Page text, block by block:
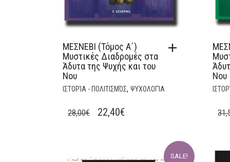
ΜΕΣΝΕΒΙ (Τόμος Α´)
Μυστικές Διαδρομές στα
Άδυτα της Ψυχής και του
Νου
ΙΣΤΟΡΊΑ - ΠΟΛΙΤΙΣΜΌΣ, ΨΥΧΟΛΟΓΊΑ
28,00€
ORIGINAL
28,00€.
22,40€CURRENT
22,40€.
Νου
SALE!